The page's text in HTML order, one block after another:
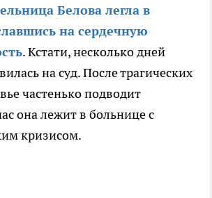
Белова легла в
на сердечную
. Кстати, несколько дней
на суд. После трагических
частенько подводит
она лежит в больнице с
кризисом.